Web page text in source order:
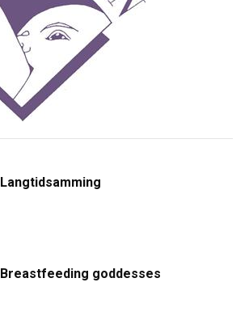
Langtidsamming
Breastfeeding goddesses